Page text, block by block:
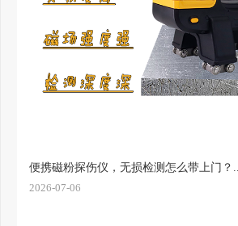
便携磁粉探伤仪，无损检测怎么带上门？...
2026-07-06